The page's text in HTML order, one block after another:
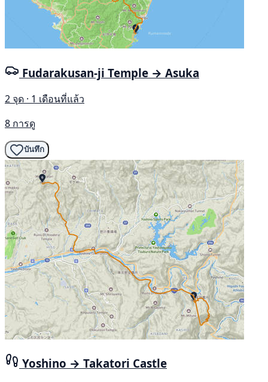
Fudarakusan-ji Temple → Asuka
2 จุด · 1 เดือนที่แล้ว
8 การดู
บันทึก
Yoshino → Takatori Castle